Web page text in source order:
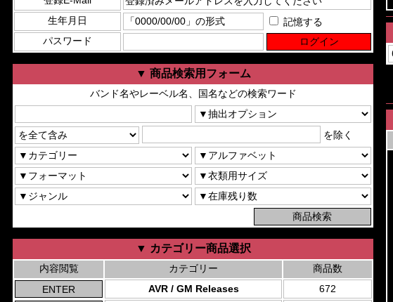
生年月日
記憶する
パスワード
▼ 商品検索用フォーム
バンド名やレーベル名、国名などの検索ワード
を除く
▼ カテゴリー商品選択
内容閲覧 カテゴリー
商品数
AVR / GM Releases
672